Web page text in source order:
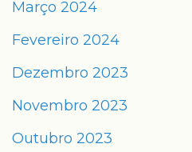
Março 2024
Fevereiro 2024
Dezembro 2023
Novembro 2023
Outubro 2023